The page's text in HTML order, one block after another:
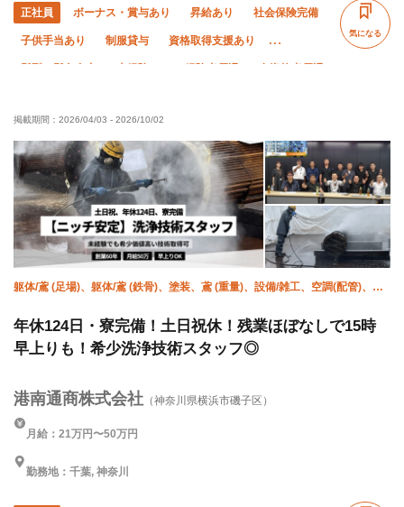
正社員 ボーナス・賞与あり 昇給あり 社会保険完備
子供手当あり 制服貸与 資格取得支援あり
車・バイク通勤OK 転勤なし
気になる
掲載期間： 2026/04/03 - 2026/10/02
躯体/鳶 (足場)、躯体/鳶 (鉄骨)、塗装、鳶 (重量)、設備/雑工、空調(配管)、空
年休124日・寮完備！土日祝休！残業ほぼなしで15時
早上りも！希少洗浄技術スタッフ◎
港南通商株式会社 （神奈川県横浜市磯子区）
月給：21万円〜50万円
勤務地：千葉, 神奈川